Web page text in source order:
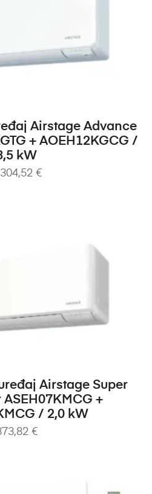
U KOŠARICU
Airstage Advance
+ AOEH12KGCG /
kW
€
U KOŠARICUAirstage Super
ASEH07KMCG +
/ 2,0 kW
€